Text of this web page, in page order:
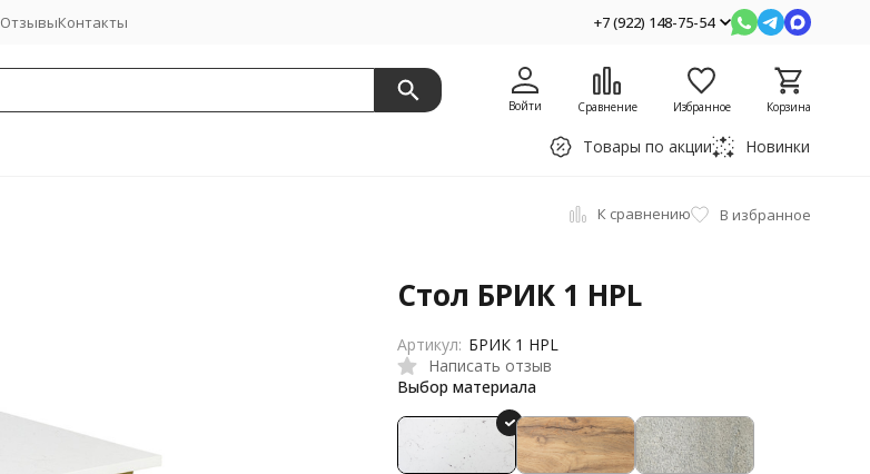
ОтзывыКонтакты +7 (922) 148-75-54
Войти Сравнение Избранное Корзина
Товары по акции Новинки
К сравнению В избранное
Стол БРИК 1 HPL
Написать отзыв
Выбор материала
Артикул: БРИК 1 HPL